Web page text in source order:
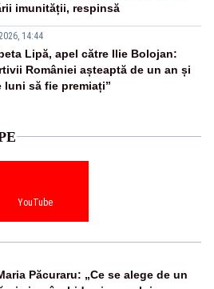
imunității, respinsă
14:44
Lipă, apel către Ilie Bolojan:
României așteaptă de un an și
luni să fie premiați”
YouTube
Păcuraru: „Ce se alege de un